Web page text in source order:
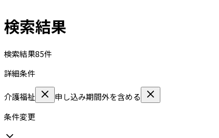
検索結果
検索結果85件
詳細条件
介護福祉
申し込み期間外を含める
条件変更